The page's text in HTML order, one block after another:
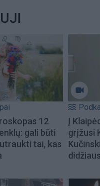
12
gali būti
tai, kas
Į
grįžusi